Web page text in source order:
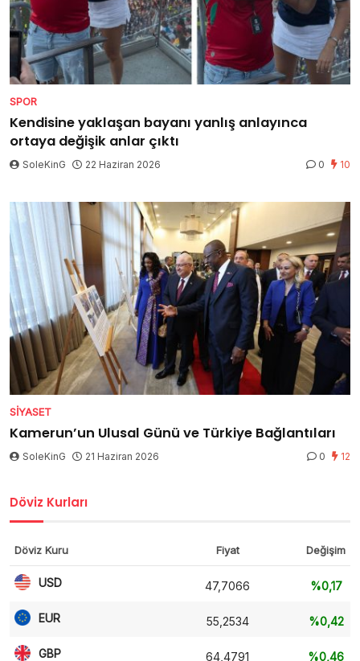
SPOR
Kendisine yaklaşan bayanı yanlış anlayınca
ortaya değişik anlar çıktı
SoleKinG 22 Haziran 2026 0 10
SIYASET
Kamerun’un Ulusal Günü ve Türkiye Bağlantıları
SoleKinG 21 Haziran 2026 0 12
Döviz Kurları
Döviz Kuru Fiyat Değişim
USD 47,7066 %0,17
EUR 55,2534 %0,42
GBP 64,4791 %0,46